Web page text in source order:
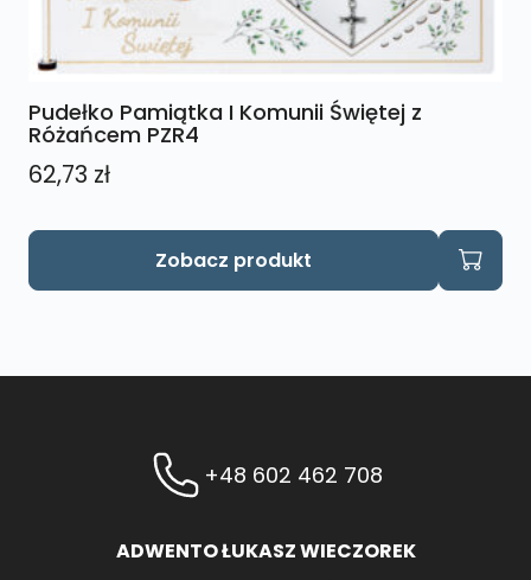
Pudełko Pamiątka I Komunii Świętej z
Różańcem PZR4
62,73 zł
Zobacz produkt
+48 602 462 708
ADWENTO ŁUKASZ WIECZOREK